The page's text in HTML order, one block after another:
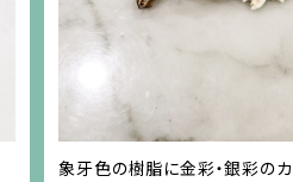
象牙色の樹脂に金彩・銀彩の